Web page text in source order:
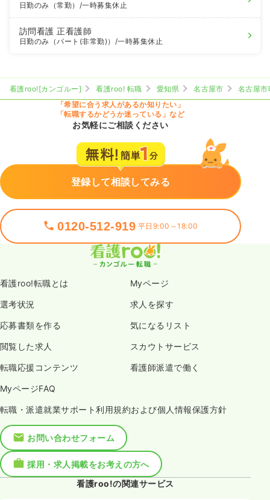
日勤のみ（常勤） /一時募集休止
訪問看護正看護師
日勤のみ（パート(非常勤)） /一時募集休止
看護roo![カンゴルー] 看護roo! 転職 愛知県 名古屋市
名古屋市
「希望に合う求人があるか知りたい」
「転職するかどうか迷っている」など
お気軽にご相談ください
登録して相談してみる
0120-512-919 平日9:00～18:00
看護roo!転職とは Myページ
選考状況 求人を探す
応募書類を作る 気になるリスト
閲覧した求人 スカウトサービス
転職応援コンテンツ 看護師派遣で働く
MyページFAQ
転職・派遣就業サポート利用規約および個人情報保護方針
お問い合わせフォーム
採用・求人掲載をお考えの方へ
看護roo!の関連サービス